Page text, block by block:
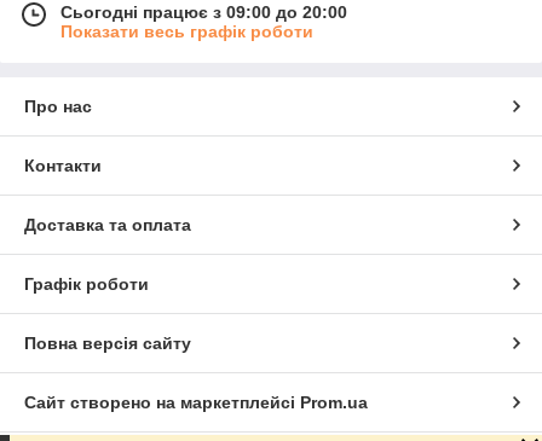
Сьогодні працює з 09:00 до 20:00
Показати весь графік роботи
Про нас
Контакти
Доставка та оплата
Графік роботи
Повна версія сайту
Сайт створено на маркетплейсі Prom.ua